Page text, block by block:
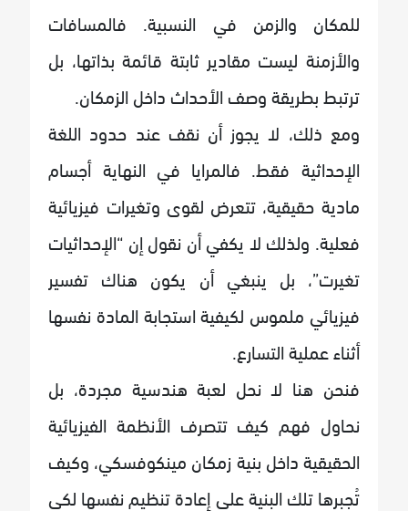
للمكان والزمن في النسبية. فالمسافات
والأزمنة ليست مقادير ثابتة قائمة بذاتها، بل
ترتبط بطريقة وصف الأحداث داخل الزمكان.
ومع ذلك، لا يجوز أن نقف عند حدود اللغة
الإحداثية فقط. فالمرايا في النهاية أجسام
مادية حقيقية، تتعرض لقوى وتغيرات فيزيائية
فعلية. ولذلك لا يكفي أن نقول إن “الإحداثيات
تغيرت”، بل ينبغي أن يكون هناك تفسير
فيزيائي ملموس لكيفية استجابة المادة نفسها
أثناء عملية التسارع.
فنحن هنا لا نحل لعبة هندسية مجردة، بل
نحاول فهم كيف تتصرف الأنظمة الفيزيائية
الحقيقية داخل بنية زمكان مينكوفسكي، وكيف
تُجبرها تلك البنية على إعادة تنظيم نفسها لكي